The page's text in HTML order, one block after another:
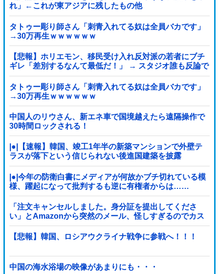
れ」←これが東アジアに残したもの他
タトゥー彫り師さん「刺青入れてる奴は全員バカです」
→30万再生ｗｗｗｗｗｗ
【悲報】ホリエモン、移民受け入れ反対派の若者にブチ
ギレ「差別するなんて最低だ！」 → スタジオ誰も反論で
きず沈黙 ………
タトゥー彫り師さん「刺青入れてる奴は全員バカです」
→30万再生ｗｗｗｗｗｗ
中国人のリウさん、新エネ車で国境越えたら遠隔操作で
30時間ロックされる！
|●|【速報】韓国、竣工1年半の新築マンションで外壁テ
ラスが落下という信じられない後進国建築を披露
|●|今年の防衛白書にメディアが何故かブチ切れている模
様、躍起になって批判するも逆に有権者からは……
「注文キャンセルしました。身分証を提出してくださ
い」とAmazonから突然のメール、怪しすぎるのでカス
タマーに確認したら……
【悲報】韓国、ロシアウクライナ戦争に参戦へ！！！
中国の海水浴場の映像があまりにも・・・